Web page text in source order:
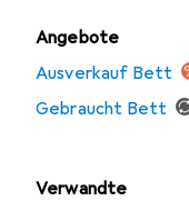
Angebote
Ausverkauf Bett
Gebraucht Bett
Verwandte